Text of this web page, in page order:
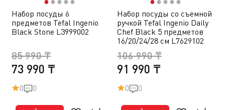
Набор посуды 6
предметов Tefal Ingenio
Black Stone L3999002
73 990 ₸
85 990 ₸
0 0
Набор посуды со съемной
ручкой Tefal Ingenio Daily
Chef Black 5 предметов
16/20/24/28 см L7629102
91 990 ₸
106 990 ₸
0 0